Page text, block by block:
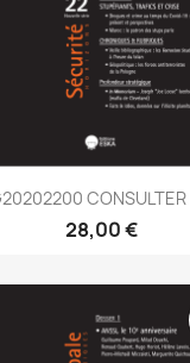
Aperçu rapide
CONSULTER
28,00 €